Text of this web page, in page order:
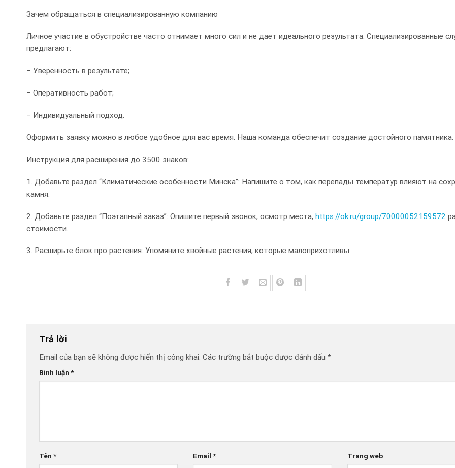
Зачем обращаться в специализированную компанию
Личное участие в обустройстве часто отнимает много сил и не дает идеального результата. Специализированные
предлагают:
– Уверенность в результате;
– Оперативность работ;
– Индивидуальный подход.
Оформить заявку можно в любое удобное для вас время. Наша команда обеспечит создание достойного памятника.
Инструкция для расширения до 3500 знаков:
1. Добавьте раздел “Климатические особенности Минска”: Напишите о том, как перепады температур влияют на
камня.
2. Добавьте раздел “Поэтапный заказ”: Опишите первый звонок, осмотр места, https://ok.ru/group/70000052159572
стоимости.
3. Расширьте блок про растения: Упомяните хвойные растения, которые малоприхотливы.
Trả lời
Email của bạn sẽ không được hiển thị công khai. Các trường bắt buộc được đánh dấu *
Bình luận *
Tên * Email* Trang web